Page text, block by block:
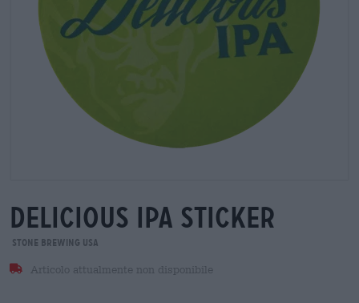
delicious ipa sticker
Stone Brewing USA
Articolo attualmente non disponibile